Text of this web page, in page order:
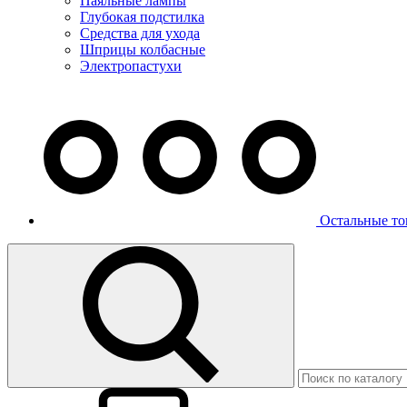
Глубокая подстилка
Средства для ухода
Шприцы колбасные
Электропастухи
Остальные